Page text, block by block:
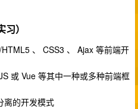
）
、 CSS3 、 Ajax 等前端开
或 Vue 等其中一种或多种前端框
离的开发模式